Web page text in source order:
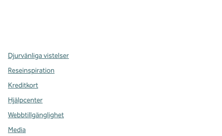
Djurvänliga vistelser
Reseinspiration
Kreditkort
Hjälpcenter
Webbtillgänglighet
Media